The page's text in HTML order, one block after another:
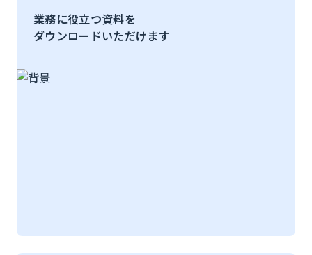
業務に役立つ資料を
ダウンロードいただけます